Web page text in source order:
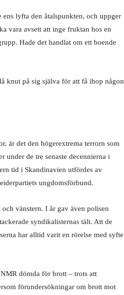
lyfta den åtalspunkten, och uppger
vara avsett att inge fruktan hos en
Hade det handlat om ett boende
knut på sig själva för att få ihop någon
är det den högerextrema terrorn som
under de tre senaste decennierna i
tid i Skandinavien utfördes av
ungdomsförbund.
vänstern. I år gav även polisen
syndikalisternas tält. Att de
har alltid varit en rörelse med syfte
dömda för brott – trots att
förundersökningar om brott mot